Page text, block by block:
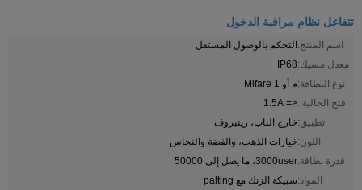
تتفاعل نظام مراقبة الدخول
اسم المنتج:التحكم بالوصول المستقل
معدل مسيك:IP68
نوع البطاقة:م أو Mifare 1
فتح الحالية::<= 1.5A
تطبيق:خارج الباب، رينبروف
اللون:خيارات الذهب، والفضة والنحاس
قدرة بطاقة:3000user، ما يصل إلى 50000
المواد:سبيكة الزنك مع palting